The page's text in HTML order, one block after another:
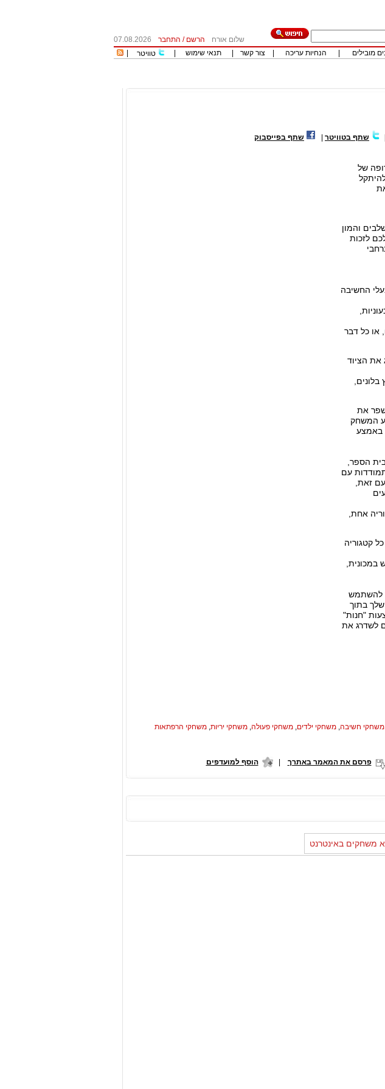
שלום אורח הרשם / התחבר
07.08.2026
מובילים הנחיות עריכה צור קשר תנאי שימוש טוויטר
שתף בטוויטר שתף בפייסבוק
של
והמון
לזכות
החשיבה
או כל דבר
את הציוד
את
המשחק
באמצע
הספר,
עם
זאת,
אחת,
קטגוריה
במכונית,
להשתמש
בתוך
"חנות"
לשדרג את
משחקי חשיבה, משחקי ילדים, משחקי פעולה, משחקי יריות, משחקי הרפתאות
פרסם את המאמר באתרך | הוסף למועדפים
משחקים באינטרנט